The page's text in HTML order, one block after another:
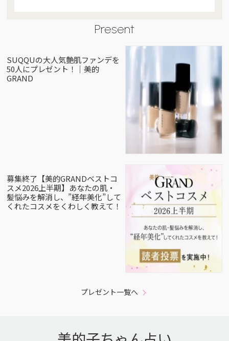
Present
SUQQUの大人気艶肌ファンデを
50人にプレゼント！｜美的
GRAND
募集終了【美的GRANDベストコ
スメ2026上半期】あなたの肌・
髪悩みを解消し、”経年美化”して
くれたコスメをくわしく教えて！
プレゼント一覧へ